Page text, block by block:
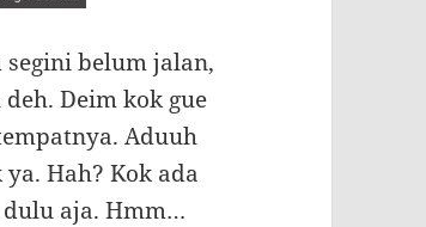
segini belum jalan,
Deim kok gue
Aduuh
Hah? Kok ada
dulu aja. Hmm…